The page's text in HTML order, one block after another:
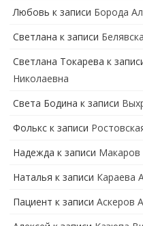
Любовь к записи Борода
Светлана к записи
Cветлана Токарева к
Николаевна
Света Бодина к записи
Фолькс к записи
Надежда к записи Макаров
Наталья к записи Караева
Пациент к записи Аскеров